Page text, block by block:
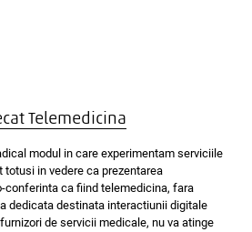
Telemedicina
modul in care experimentam serviciile
totusi in vedere ca prezentarea
conferinta ca fiind telemedicina, fara
dedicata destinata interactiunii digitale
de servicii medicale, nu va atinge